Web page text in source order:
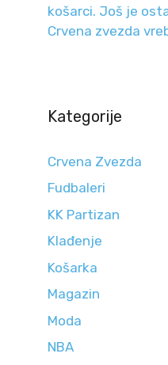
košarci. Još je
Crvena zvezda
Kategorije
Crvena Zvezda
Fudbaleri
KK Partizan
Klađenje
Košarka
Magazin
Moda
NBA